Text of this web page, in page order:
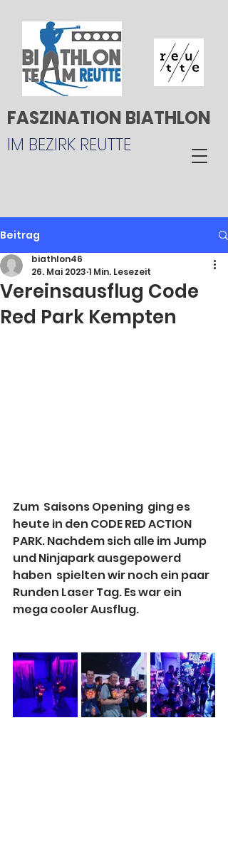
FASZINATION BIATHLON
IM BEZIRK REUTTE
Beitrag
Vereinsausflug Code
Red Park Kempten
biathlon46
26. Mai 2023 1 Min. Lesezeit
Zum  Saisons Opening  ging es
heute in den CODE RED ACTION
PARK. Nachdem sich alle im Jump
und Ninjapark ausgepowerd
haben  spielten wir noch ein paar
Runden Laser Tag. Es war ein
mega cooler Ausflug.